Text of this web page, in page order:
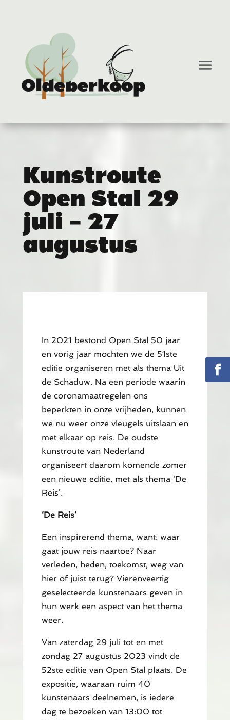
Kunstroute
Open Stal 29
juli – 27
augustus
In 2021 bestond Open Stal 50 jaar
en vorig jaar mochten we de 51ste
editie organiseren met als thema Uit
de Schaduw. Na een periode waarin
de coronamaatregelen ons
beperkten in onze vrijheden, kunnen
we nu weer onze vleugels uitslaan en
met elkaar op reis. De oudste
kunstroute van Nederland
organiseert daarom komende zomer
een nieuwe editie, met als thema ‘De
Reis’.
‘De Reis’
Een inspirerend thema, want: waar
gaat jouw reis naartoe? Naar
verleden, heden, toekomst, weg van
hier of juist terug? Vierenveertig
geselecteerde kunstenaars geven in
hun werk een aspect van het thema
weer.
Van zaterdag 29 juli tot en met
zondag 27 augustus 2023 vindt de
52ste editie van Open Stal plaats. De
expositie, waaraan ruim 40
kunstenaars deelnemen, is iedere
dag te bezoeken van 13:00 tot